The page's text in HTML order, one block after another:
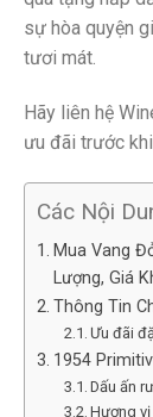
sự hòa quyện
tươi mát.
Hãy liên hệ
ưu đãi trước
Các Nội
Mua Vang
Lượng, Giá
Thông Tin
Ưu đãi
1954
Dấu ấn
Hương